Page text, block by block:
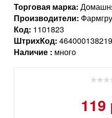
Торговая марка:
Производители:
Код: 1101823
ШтрихКод:
Наличие : много
119